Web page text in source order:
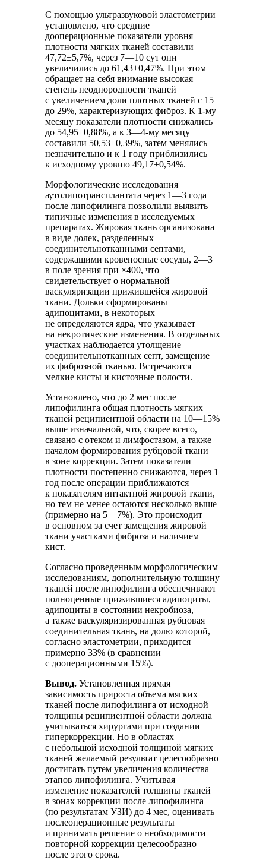
С помощью ультразвуковой эластометрии
установлено, что средние
дооперационные показатели уровня
плотности мягких тканей составили
47,72±5,7%, через 7—10 сут они
увеличились до 61,43±0,47%. При этом
обращает на себя внимание высокая
степень неоднородности тканей
с увеличением доли плотных тканей с 15
до 29%, характеризующих фиброз. К 1-му
месяцу показатели плотности снижались
до 54,95±0,88%, а к 3—4-му месяцу
составили 50,53±0,39%, затем менялись
незначительно и к 1 году приблизились
к исходному уровню 49,17±0,54%.
Морфологические исследования
аутолипотрансплантата через 1—3 года
после липофилинга позволили выявить
типичные изменения в исследуемых
препаратах. Жировая ткань организована
в виде долек, разделенных
соединительнотканными септами,
содержащими кровеносные сосуды, 2—3
в поле зрения при ×400, что
свидетельствует о нормальной
васкуляризации прижившейся жировой
ткани. Дольки сформированы
адипоцитами, в некоторых
не определяются ядра, что указывает
на некротические изменения. В отдельных
участках наблюдается утолщение
соединительнотканных септ, замещение
их фиброзной тканью. Встречаются
мелкие кисты и кистозные полости.
Установлено, что до 2 мес после
липофилинга общая плотность мягких
тканей реципиентной области на 10—15%
выше изначальной, что, скорее всего,
связано с отеком и лимфостазом, а также
началом формирования рубцовой ткани
в зоне коррекции. Затем показатели
плотности постепенно снижаются, через 1
год после операции приближаются
к показателям интактной жировой ткани,
но тем не менее остаются несколько выше
(примерно на 5—7%). Это происходит
в основном за счет замещения жировой
ткани участками фиброза и наличием
кист.
Согласно проведенным морфологическим
исследованиям, дополнительную толщину
тканей после липофилинга обеспечивают
полноценные прижившиеся адипоциты,
адипоциты в состоянии некробиоза,
а также васкуляризированная рубцовая
соединительная ткань, на долю которой,
согласно эластометрии, приходится
примерно 33% (в сравнении
с дооперационными 15%).
Вывод.Установленная прямая
зависимость прироста объема мягких
тканей после липофилинга от исходной
толщины реципиентной области должна
учитываться хирургами при создании
гиперкоррекции. Но в областях
с небольшой исходной толщиной мягких
тканей желаемый результат целесообразно
достигать путем увеличения количества
этапов липофилинга. Учитывая
изменение показателей толщины тканей
в зонах коррекции после липофилинга
(по результатам УЗИ) до 4 мес, оценивать
послеоперационные результаты
и принимать решение о необходимости
повторной коррекции целесообразно
после этого срока.